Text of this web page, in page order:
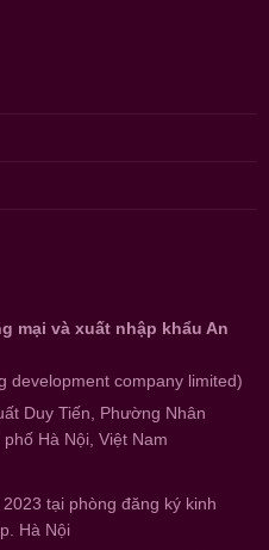
mại và xuất nhập khẩu An
development company limited)
Duy Tiến, Phường Nhân
Hà Nội, Việt Nam
tại phòng đăng ký kinh
Hà Nội